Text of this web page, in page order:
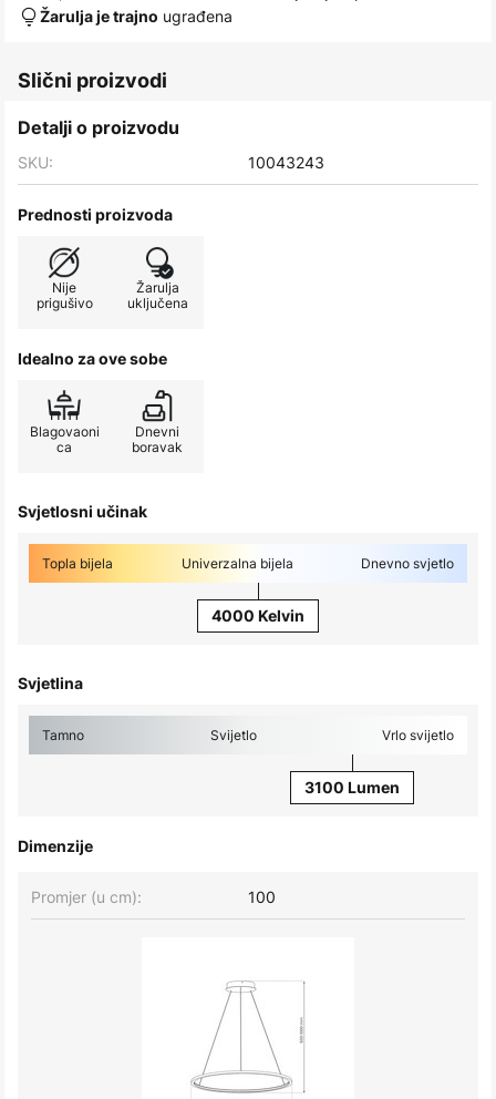
Žarulja je trajno ugrađena
Slični proizvodi
Detalji o proizvodu
SKU: 10043243
Prednosti proizvoda
Nije
prigušivo
Žarulja
uključena
Idealno za ove sobe
Blagovaoni
ca
Dnevni
boravak
Svjetlosni učinak
Topla bijela Univerzalna bijela Dnevno svjetlo
4000 Kelvin
Svjetlina
Tamno Svijetlo Vrlo svijetlo
3100 Lumen
Dimenzije
Promjer (u cm): 100